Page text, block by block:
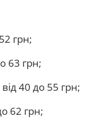
грн;
63 грн;
40 до 55 грн;
62 грн;